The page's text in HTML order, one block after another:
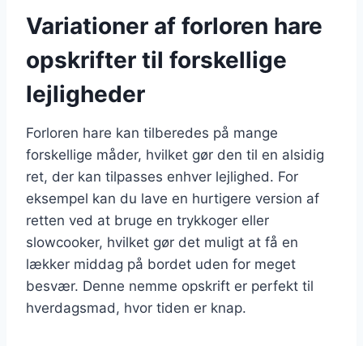
Variationer af forloren hare
opskrifter til forskellige
lejligheder
Forloren hare kan tilberedes på mange
forskellige måder, hvilket gør den til en alsidig
ret, der kan tilpasses enhver lejlighed. For
eksempel kan du lave en hurtigere version af
retten ved at bruge en trykkoger eller
slowcooker, hvilket gør det muligt at få en
lækker middag på bordet uden for meget
besvær. Denne nemme opskrift er perfekt til
hverdagsmad, hvor tiden er knap.